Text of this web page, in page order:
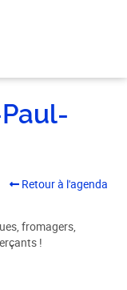
Retour à l'agenda
fromagers,
!